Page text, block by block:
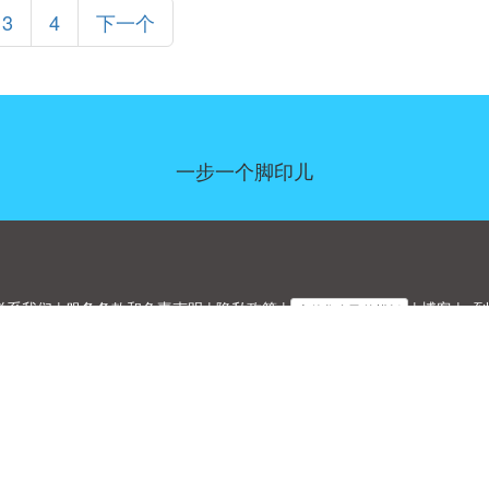
3 4 下一个
一步一个脚印儿
系我们|服务条款和免责声明|隐私政策| 上传您自己的模板 |博客|a